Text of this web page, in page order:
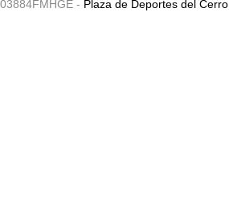
03884FMHGE - Plaza de Deportes del Cerro.